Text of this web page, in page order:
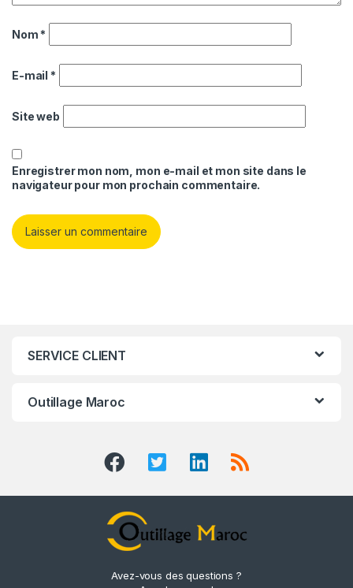
Nom *
E-mail *
Site web
Enregistrer mon nom, mon e-mail et mon site dans le
navigateur pour mon prochain commentaire.
SERVICE CLIENT
Outillage Maroc
Avez-vous des questions ?